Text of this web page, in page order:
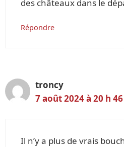
des châteaux dans le
Répondre
troncy
7 août 2024 à 20 h
Il n’y a plus de vrais